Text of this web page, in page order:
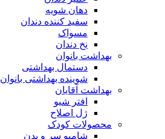
دهان شویه
سفید کننده دندان
مسواک
نخ دندان
بهداشت بانوان
دستمال بهداشتی
شوینده بهداشتی بانوان
بهداشت آقایان
افتر شیو
ژل اصلاح
محصولات کودک
شامپو سر و بدن